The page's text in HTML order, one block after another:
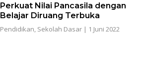
Perkuat Nilai Pancasila dengan
Belajar Diruang Terbuka
Pendidikan, Sekolah Dasar| 1 Juni 2022